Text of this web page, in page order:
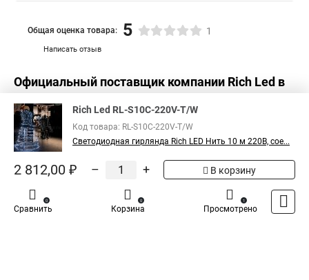
Написать отзыв
Общая оценка товара: 5 1
Официальный поставщик компании Rich Led в
России
Rich Led RL-S10C-220V-T/W
Код товара: RL-S10C-220V-T/W
Светодиодная гирлянда Rich LED Нить 10 м 220В, сое...
2 812,00 ₽ – + В корзину
Сравнить
0
Корзина
0
Просмотрено
1